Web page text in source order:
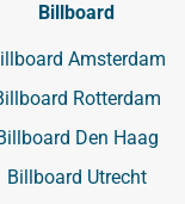
Billboard
Amsterdam
Rotterdam
Den Haag
Billboard Utrecht